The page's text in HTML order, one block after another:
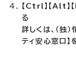
【Ctrl】【Alt
る
詳しくは、（独
ティ安心窓口